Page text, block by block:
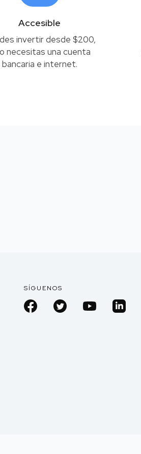
Accesible
invertir desde $200,
necesitas una cuenta
bancaria e internet.
SÍGUENOS